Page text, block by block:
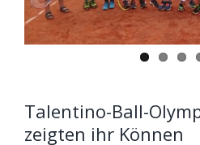
Talentino-Ball-
zeigten ihr Können